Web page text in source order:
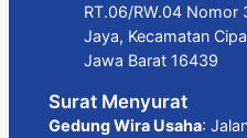
RT.06/RW.04 Nomor
Jaya, Kecamatan
Jawa Barat 16439
Surat Menyurat
Gedung Wira Usaha: